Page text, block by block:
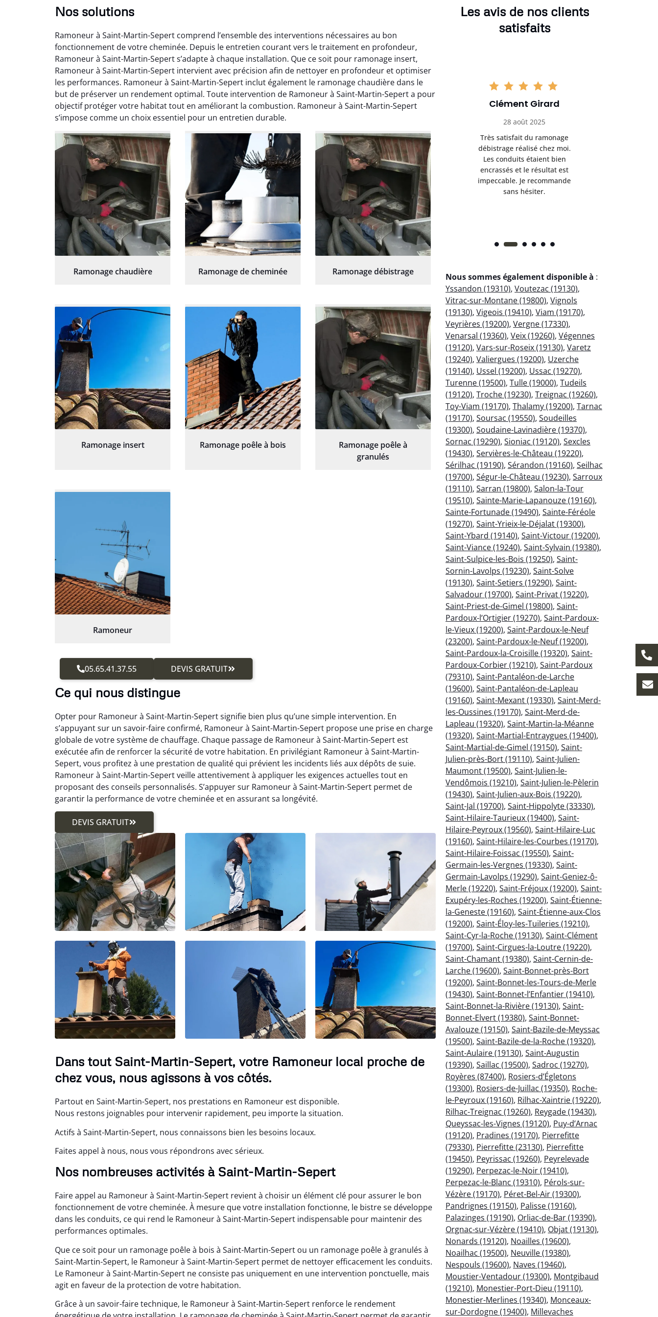
Nos solutions
Ramoneur à Saint-Martin-Sepert comprend l’ensemble des interventions nécessaires au bon
fonctionnement de votre cheminée. Depuis le entretien courant vers le traitement en profondeur,
Ramoneur à Saint-Martin-Sepert s’adapte à chaque installation. Que ce soit pour ramonage insert,
Ramoneur à Saint-Martin-Sepert intervient avec précision afin de nettoyer en profondeur et optimiser
les performances. Ramoneur à Saint-Martin-Sepert inclut également le ramonage chaudière dans le
but de préserver un rendement optimal. Toute intervention de Ramoneur à Saint-Martin-Sepert a pour
objectif protéger votre habitat tout en améliorant la combustion. Ramoneur à Saint-Martin-Sepert
s’impose comme un choix essentiel pour un entretien durable.
Ramonage chaudière Ramonage de cheminée Ramonage débistrage
Ramonage insert Ramonage poêle à bois
Ramonage poêle à
granulés
Ramoneur
05.65.41.37.55 DEVIS GRATUIT
Ce qui nous distingue
Opter pour Ramoneur à Saint-Martin-Sepert signifie bien plus qu’une simple intervention. En
s’appuyant sur un savoir-faire confirmé, Ramoneur à Saint-Martin-Sepert propose une prise en charge
globale de votre système de chauffage. Chaque passage de Ramoneur à Saint-Martin-Sepert est
exécutée afin de renforcer la sécurité de votre habitation. En privilégiant Ramoneur à Saint-Martin-
Sepert, vous profitez à une prestation de qualité qui prévient les incidents liés aux dépôts de suie.
Ramoneur à Saint-Martin-Sepert veille attentivement à appliquer les exigences actuelles tout en
proposant des conseils personnalisés. S’appuyer sur Ramoneur à Saint-Martin-Sepert permet de
garantir la performance de votre cheminée et en assurant sa longévité.
DEVIS GRATUIT
Dans tout Saint-Martin-Sepert, votre Ramoneur local proche de
chez vous, nous agissons à vos côtés.
Partout en Saint-Martin-Sepert, nos prestations en Ramoneur est disponible.
Nous restons joignables pour intervenir rapidement, peu importe la situation.
Actifs à Saint-Martin-Sepert, nous connaissons bien les besoins locaux.
Faites appel à nous, nous vous répondrons avec sérieux.
Nos nombreuses activités à Saint-Martin-Sepert
Faire appel au Ramoneur à Saint-Martin-Sepert revient à choisir un élément clé pour assurer le bon
fonctionnement de votre cheminée. À mesure que votre installation fonctionne, le bistre se développe
dans les conduits, ce qui rend le Ramoneur à Saint-Martin-Sepert indispensable pour maintenir des
performances optimales.
Que ce soit pour un ramonage poêle à bois à Saint-Martin-Sepert ou un ramonage poêle à granulés à
Saint-Martin-Sepert, le Ramoneur à Saint-Martin-Sepert permet de nettoyer efficacement les conduits.
Le Ramoneur à Saint-Martin-Sepert ne consiste pas uniquement en une intervention ponctuelle, mais
agit en faveur de la protection de votre habitation.
Grâce à un savoir-faire technique, le Ramoneur à Saint-Martin-Sepert renforce le rendement
Les avis de nos clients
satisfaits
Nicolas Perrin
22 janvier 2026
Intervention rapide et très
propre pour le ramonage
débistrage. On sent tout de
suite la différence au niveau
du tirage. Très satisfait.
Yannick Morel
Intervention très efficace
pour le ramonage débistrage
de ma cheminée. Le tirage
est nettement meilleur et
plus aucune odeur. Travail
propre et rapide.
Clément Girard
28 août 2025
Très satisfait du ramonage
débistrage réalisé chez moi.
Les conduits étaient bien
encrassés et le résultat est
impeccable. Je recommande
sans hésiter.
Nous sommes également disponible à :
Yssandon (19310), Voutezac (19130),
Vitrac-sur-Montane (19800), Vignols
(19130), Vigeois (19410), Viam (19170),
Veyrières (19200), Vergne (17330),
Venarsal (19360), Veix (19260), Végennes
(19120), Vars-sur-Roseix (19130), Varetz
(19240), Valiergues (19200), Uzerche
(19140), Ussel (19200), Ussac (19270),
Turenne (19500), Tulle (19000), Tudeils
(19120), Troche (19230), Treignac (19260),
Toy-Viam (19170), Thalamy (19200), Tarnac
(19170), Soursac (19550), Soudeilles
(19300), Soudaine-Lavinadière (19370),
Sornac (19290), Sioniac (19120), Sexcles
(19430), Servières-le-Château (19220),
Sérilhac (19190), Sérandon (19160), Seilhac
(19700), Ségur-le-Château (19230), Sarroux
(19110), Sarran (19800), Salon-la-Tour
(19510), Sainte-Marie-Lapanouze (19160),
Sainte-Fortunade (19490), Sainte-Féréole
(19270), Saint-Yrieix-le-Déjalat (19300),
Saint-Ybard (19140), Saint-Victour (19200),
Saint-Viance (19240), Saint-Sylvain (19380),
Saint-Sulpice-les-Bois (19250), Saint-
Sornin-Lavolps (19230), Saint-Solve
(19130), Saint-Setiers (19290), Saint-
Salvadour (19700), Saint-Privat (19220),
Saint-Priest-de-Gimel (19800), Saint-
Pardoux-l’Ortigier (19270), Saint-Pardoux-
le-Vieux (19200), Saint-Pardoux-le-Neuf
(23200), Saint-Pardoux-le-Neuf (19200),
Saint-Pardoux-la-Croisille (19320), Saint-
Pardoux-Corbier (19210), Saint-Pardoux
(79310), Saint-Pantaléon-de-Larche
(19600), Saint-Pantaléon-de-Lapleau
(19160), Saint-Mexant (19330), Saint-Merd-
les-Oussines (19170), Saint-Merd-de-
Lapleau (19320), Saint-Martin-la-Méanne
(19320), Saint-Martial-Entraygues (19400),
Saint-Martial-de-Gimel (19150), Saint-
Julien-près-Bort (19110), Saint-Julien-
Maumont (19500), Saint-Julien-le-
Vendômois (19210), Saint-Julien-le-Pèlerin
(19430), Saint-Julien-aux-Bois (19220),
Saint-Jal (19700), Saint-Hippolyte (33330),
Saint-Hilaire-Taurieux (19400), Saint-
Hilaire-Peyroux (19560), Saint-Hilaire-Luc
(19160), Saint-Hilaire-les-Courbes (19170),
Saint-Hilaire-Foissac (19550), Saint-
Germain-les-Vergnes (19330), Saint-
Germain-Lavolps (19290), Saint-Geniez-ô-
Merle (19220), Saint-Fréjoux (19200), Saint-
Exupéry-les-Roches (19200), Saint-Étienne-
la-Geneste (19160), Saint-Étienne-aux-Clos
(19200), Saint-Éloy-les-Tuileries (19210),
Saint-Cyr-la-Roche (19130), Saint-Clément
(19700), Saint-Cirgues-la-Loutre (19220),
Saint-Chamant (19380), Saint-Cernin-de-
Larche (19600), Saint-Bonnet-près-Bort
(19200), Saint-Bonnet-les-Tours-de-Merle
(19430), Saint-Bonnet-l’Enfantier (19410),
Saint-Bonnet-la-Rivière (19130), Saint-
Bonnet-Elvert (19380), Saint-Bonnet-
Avalouze (19150), Saint-Bazile-de-Meyssac
(19500), Saint-Bazile-de-la-Roche (19320),
Saint-Aulaire (19130), Saint-Augustin
(19390), Saillac (19500), Sadroc (19270),
Royères (87400), Rosiers-d’Égletons
(19300), Rosiers-de-Juillac (19350), Roche-
le-Peyroux (19160), Rilhac-Xaintrie (19220),
Rilhac-Treignac (19260), Reygade (19430),
Queyssac-les-Vignes (19120), Puy-d’Arnac
(19120), Pradines (19170), Pierrefitte
(79330), Pierrefitte (23130), Pierrefitte
(19450), Peyrissac (19260), Peyrelevade
(19290), Perpezac-le-Noir (19410),
Perpezac-le-Blanc (19310), Pérols-sur-
Vézère (19170), Péret-Bel-Air (19300),
Pandrignes (19150), Palisse (19160),
Palazinges (19190), Orliac-de-Bar (19390),
Orgnac-sur-Vézère (19410), Objat (19130),
Nonards (19120), Noailles (19600),
Noailhac (19500), Neuville (19380),
Nespouls (19600), Naves (19460),
Moustier-Ventadour (19300), Montgibaud
(19210), Monestier-Port-Dieu (19110),
Monestier-Merlines (19340), Monceaux-
sur-Dordogne (19400), Millevaches